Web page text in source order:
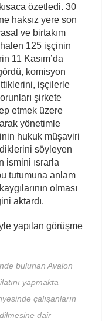
özetledi. 30
haksız yere son
ve birtakım
125 işçinin
11 Kasım’da
komisyon
işçilerle
şirkete
etmek üzere
yönetimle
hukuk müşaviri
söyleyen
ismini ısrarla
tutumuna anlam
olması
aktardı.
yapılan görüşme
bulunan Avalon
yapmakta
çalışanların
dair